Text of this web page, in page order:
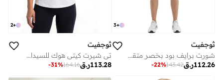
+
3
ثوجفيت
شورت برايف بود بخصر متقاطع وفتحة على شكل حرف - عنابي
ر.ق112.26
143.42
-22%
+
2
ثوجفيت
تي شيرت كيتي هوك للسيدات - أبيض
ر.ق113.28
164.16
-31%